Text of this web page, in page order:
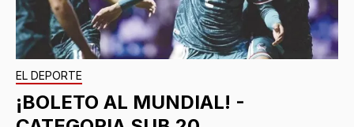
EL DEPORTE
¡BOLETO AL MUNDIAL! -